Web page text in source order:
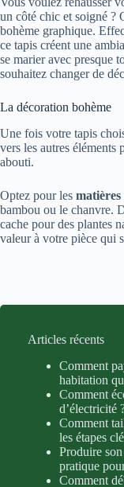
un côté chic et soigné ?
bohème graphique.
ce tapis créent une
se marier avec presque
souhaitez changer de
La décoration bohème
Une fois votre tapis
vers les autres
abouti.
Optez pour les
bambou ou le chanvre.
cache pour des plantes
valeur à votre pièce qui
Articles récents
Comment
habitation
Comment
d’électricité
Comment
les étapes
Produire
pratique
Comment